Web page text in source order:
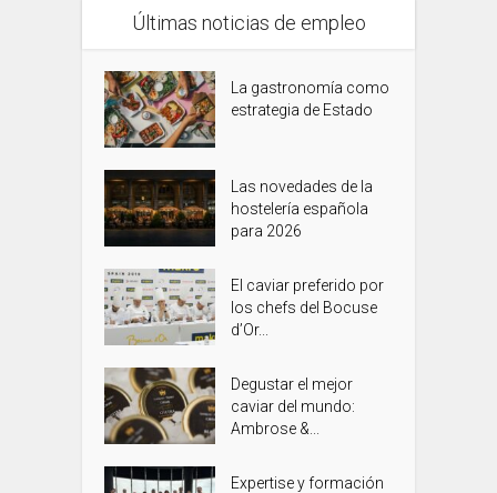
Últimas noticias de empleo
La gastronomía como
estrategia de Estado
Las novedades de la
hostelería española
para 2026
El caviar preferido por
los chefs del Bocuse
d’Or...
Degustar el mejor
caviar del mundo:
Ambrose &...
Expertise y formación